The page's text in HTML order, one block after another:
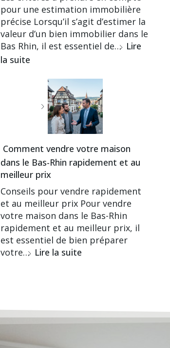
pour une estimation immobilière
précise Lorsqu’il s’agit d’estimer la
valeur d’un bien immobilier dans le
Bas Rhin, il est essentiel de… Lire
la suite
Comment vendre votre maison
dans le Bas-Rhin rapidement et au
meilleur prix
Conseils pour vendre rapidement
et au meilleur prix Pour vendre
votre maison dans le Bas-Rhin
rapidement et au meilleur prix, il
est essentiel de bien préparer
votre… Lire la suite